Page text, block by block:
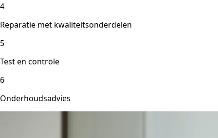
4
Reparatie met kwaliteitsonderdelen
5
Test en controle
6
Onderhoudsadvies